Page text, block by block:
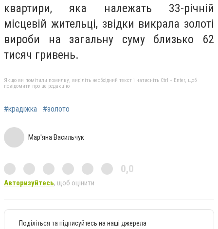
квартири, яка належать 33-річній
місцевій жительці, звідки викрала золоті
вироби на загальну суму близько 62
тисяч гривень.
Якщо ви помітили помилку, виділіть необхідний текст і натисніть Ctrl + Enter, щоб
повідомити про це редакцію
#крадіжка #золото
Мар'яна Васильчук
0,0
Авторизуйтесь, щоб оцінити
Поділіться та підписуйтесь на наші джерела